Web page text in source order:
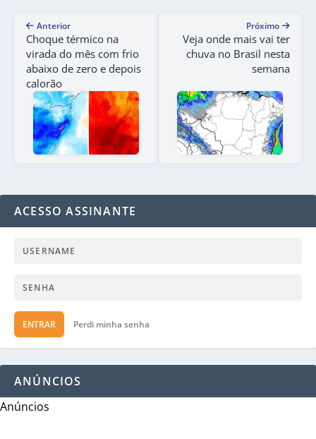
Anterior
Choque térmico na
virada do mês com frio
abaixo de zero e depois
calorão
Próximo
Veja onde mais vai ter
chuva no Brasil nesta
semana
ACESSO ASSINANTE
ENTRAR Perdi minha senha
ANÚNCIOS
Anúncios